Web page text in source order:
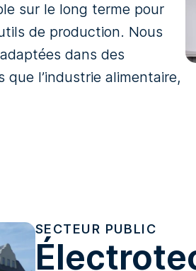
sur le long terme pour
de production. Nous
dans des
l’industrie alimentaire,
SECTEUR PUBLIC